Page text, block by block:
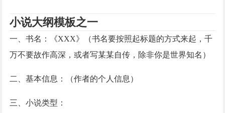
小说大纲模板之一
一、书名：《XXX》（书名要按照起标题的方式来起，千
万不要故作高深，或者写某某自传，除非你是世界知名）
二、基本信息：（作者的个人信息）
三、小说类型：